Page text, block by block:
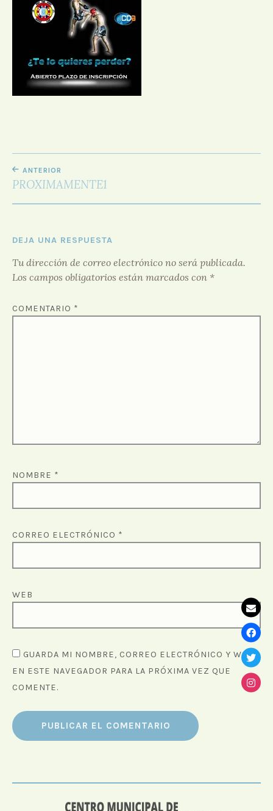
R
F
O
O
NAVEGACIÓN
DE
ENTRADAS
ANTERIOR
PROXIMAMENTE1
DEJA UNA RESPUESTA
Tu dirección de correo electrónico no será publicada.
Los campos obligatorios están marcados con *
COMENTARIO *
NOMBRE *
CORREO ELECTRÓNICO *
WEB
GUARDA MI NOMBRE, CORREO ELECTRÓNICO Y WEB
EN ESTE NAVEGADOR PARA LA PRÓXIMA VEZ QUE
COMENTE.